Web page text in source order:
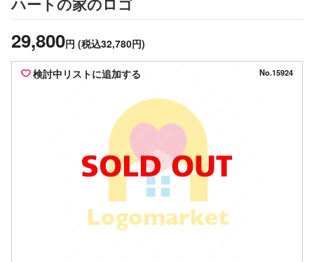
ハートの家
29,800円 (税込32,780円)
検討中リストに追加する No.15924